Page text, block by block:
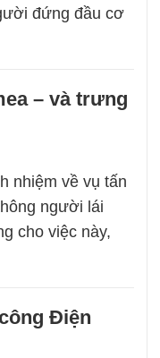
đứng đầu cơ
– và trưng
nhiệm về vụ tấn
người lái
cho việc này,
Điện